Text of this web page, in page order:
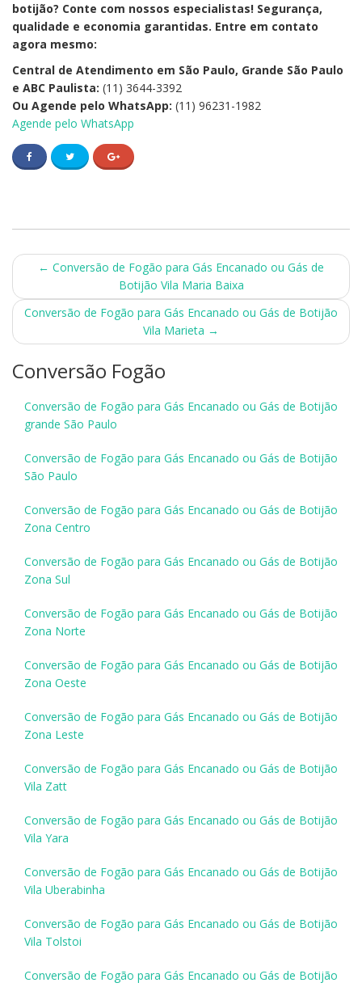
botijão? Conte com nossos especialistas! Segurança,
qualidade e economia garantidas. Entre em contato
agora mesmo:
Central de Atendimento em São Paulo, Grande São Paulo
e ABC Paulista: (11) 3644-3392
Ou Agende pelo WhatsApp: (11) 96231-1982
Agende pelo WhatsApp
Post
navigation
← Conversão de Fogão para Gás Encanado ou Gás de
Botijão Vila Maria Baixa
Conversão de Fogão para Gás Encanado ou Gás de Botijão
Vila Marieta →
Conversão Fogão
Conversão de Fogão para Gás Encanado ou Gás de Botijão
grande São Paulo
Conversão de Fogão para Gás Encanado ou Gás de Botijão
São Paulo
Conversão de Fogão para Gás Encanado ou Gás de Botijão
Zona Centro
Conversão de Fogão para Gás Encanado ou Gás de Botijão
Zona Sul
Conversão de Fogão para Gás Encanado ou Gás de Botijão
Zona Norte
Conversão de Fogão para Gás Encanado ou Gás de Botijão
Zona Oeste
Conversão de Fogão para Gás Encanado ou Gás de Botijão
Zona Leste
Conversão de Fogão para Gás Encanado ou Gás de Botijão
Vila Zatt
Conversão de Fogão para Gás Encanado ou Gás de Botijão
Vila Yara
Conversão de Fogão para Gás Encanado ou Gás de Botijão
Vila Uberabinha
Conversão de Fogão para Gás Encanado ou Gás de Botijão
Vila Tolstoi
Conversão de Fogão para Gás Encanado ou Gás de Botijão